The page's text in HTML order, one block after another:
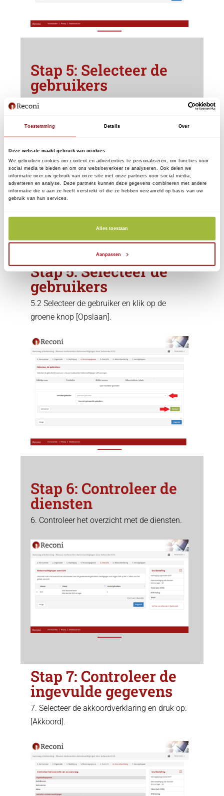
Toestemming Details Over
Deze website maakt gebruik van cookies
We gebruiken cookies om content en advertenties te personaliseren, om functies voor
social media te bieden en om ons websiteverkeer te analyseren. Ook delen we
informatie over uw gebruik van onze site met onze partners voor social media,
adverteren en analyse. Deze partners kunnen deze gegevens combineren met andere
informatie die u aan ze heeft verstrekt of die ze hebben verzameld op basis van uw
gebruik van hun services.
Alles toestaan
Aanpassen
Stap 5: Selecteer de
gebruikers
5.1 Selecteer de gebruiker(s) waarbij de
Stap 5: Selecteer de
gebruikers
5.2 Selecteer de gebruiker en klik op de
groene knop [Opslaan].
Stap 6: Controleer de
diensten
6. Controleer het overzicht met de diensten.
Stap 7: Controleer de
ingevulde gegevens
7. Selecteer de akkoordverklaring en druk op:
[Akkoord].